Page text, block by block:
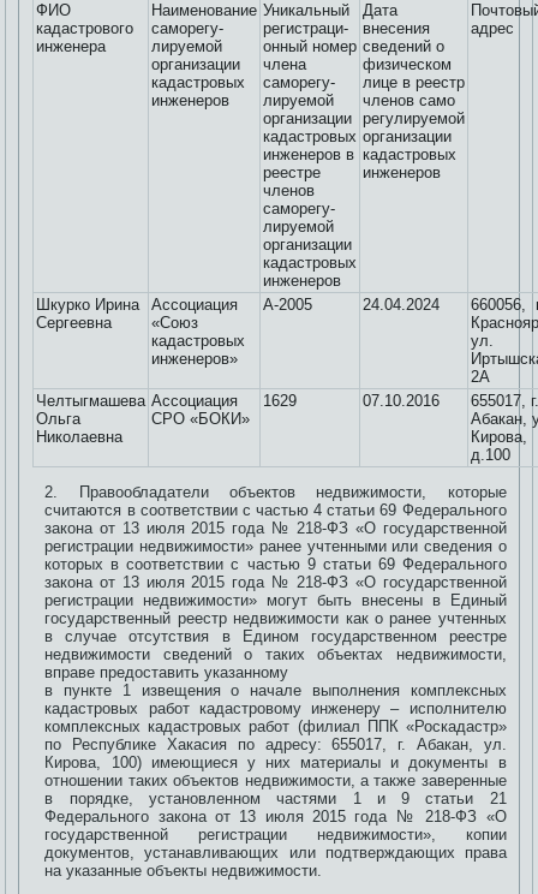
ФИО
кадастрового
инженера
Наименование
саморегу-
лируемой
организации
кадастровых
инженеров
Уникальный
регистраци-
онный номер
члена
саморегу-
лируемой
организации
кадастровых
инженеров в
реестре
членов
саморегу-
лируемой
организации
кадастровых
инженеров
Дата
внесения
сведений о
физическом
лице в реестр
членов само
регулируемой
организации
кадастровых
инженеров
адрес
Шкурко Ирина
Сергеевна
Ассоциация
«Союз
кадастровых
инженеров»
А-2005 24.04.2024
660056,
ул.
2А
Челтыгмашева
Ольга
Николаевна
Ассоциация
СРО «БОКИ»
1629 07.10.2016
655017,
Абакан,
Кирова,
д.100
Правообладатели объектов недвижимости, которые
считаются в соответствии с частью 4 статьи 69 Федерального
закона от 13 июля 2015 года № 218-ФЗ «О государственной
регистрации недвижимости» ранее учтенными или сведения о
которых в соответствии с частью 9 статьи 69 Федерального
закона от 13 июля 2015 года № 218-ФЗ «О государственной
регистрации недвижимости» могут быть внесены в Единый
государственный реестр недвижимости как о ранее учтенных
в случае отсутствия в Едином государственном реестре
недвижимости сведений о таких объектах недвижимости,
вправе предоставить указанному
в пункте 1 извещения о начале выполнения комплексных
кадастровых работ кадастровому инженеру – исполнителю
комплексных кадастровых работ (филиал ППК «Роскадастр»
по Республике Хакасия по адресу: 655017, г. Абакан, ул.
Кирова, 100) имеющиеся у них материалы и документы в
отношении таких объектов недвижимости, а также заверенные
в порядке, установленном частями 1 и 9 статьи 21
Федерального закона от 13 июля 2015 года № 218-ФЗ «О
государственной регистрации недвижимости», копии
документов, устанавливающих или подтверждающих права
на указанные объекты недвижимости.